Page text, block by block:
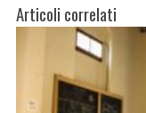
Articoli correlati